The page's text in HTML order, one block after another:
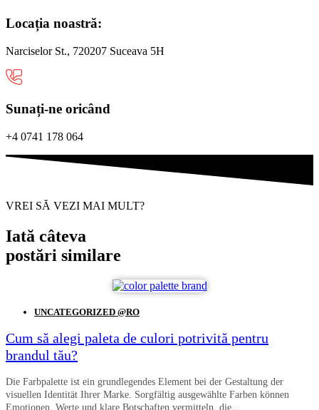
Locația noastră:
Narciselor St., 720207 Suceava 5H
Sunați-ne oricând
+4 0741 178 064
VREI SĂ VEZI MAI MULT?
Iată câteva
postări similare
UNCATEGORIZED @RO
Cum să alegi paleta de culori potrivită pentru
brandul tău?
Die Farbpalette ist ein grundlegendes Element bei der Gestaltung der
visuellen Identität Ihrer Marke. Sorgfältig ausgewählte Farben können
Emotionen, Werte und klare Botschaften vermitteln, die...